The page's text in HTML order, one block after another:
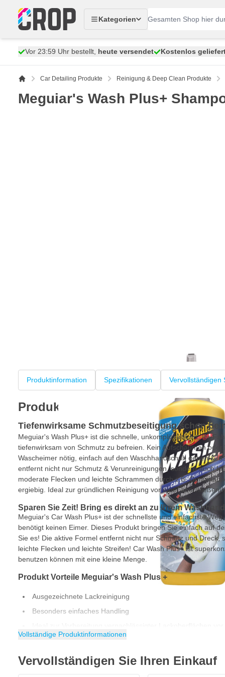
Kategorien
Vor 23:59 Uhr bestellt, heute versendet Kostenlos
Car Detailing Produkte Reinigung & Deep Clean Produkte
Meguiar's Wash Plus+
Produktinformation Spezifikationen Vervollständigen
Produktinformation
Tiefenwirksame Schmutzbeseitigung schon
Meguiar's Wash Plus+ ist die schnelle, unkomplizierte Art, Ihr
tiefenwirksam von Schmutz zu befreien. Kein Aufschäumen
Wascheimer nötig, einfach auf den Waschhandschuh geben &
entfernt nicht nur Schmutz & Verunreinigungen, sondern auch
moderate Flecken und leichte Schrammen durch z.B.
ergiebig. Ideal zur gründlichen Reinigung vor einer
Sparen Sie Zeit! Bring es direkt an zu Ihrem
Meguiar's Car Wash Plus+ ist der schnellste und einfachste
benötigt keinen Eimer. Dieses Produkt bringen Sie einfach auf
Sie es! Die aktive Formel entfernt nicht nur Schmutz und Dreck,
leichte Flecken und leichte Streifen! Car Wash Plus+ ist
benutzen können mit eine kleine Menge.
Produkt Vorteile Meguiar's Wash Plus +
Ausgezeichnete Lackreinigung
Besonders einfaches Handling
Angenehm frische Duftnote
Konzentrierte Formel für maximale Reinigung
Entfernt mühelos Insekten, Ruß, Teer und kleine
Vollständige Produktinformationen
Vervollständigen Sie Ihren Einkauf